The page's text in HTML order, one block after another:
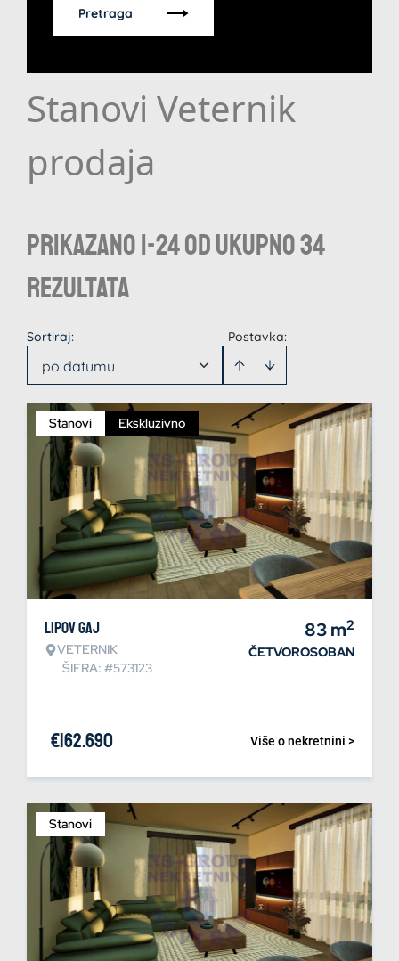
Pretraga
Stanovi Veternik
prodaja
Prikazano 1-24 od ukupno 34
rezultata
Postavka:
Sortiraj:
po datumu
Stanovi Ekskluzivno
Lipov gaj
VETERNIK
ŠIFRA: #573123
83m2
ČETVOROSOBAN
Više o nekretnini >
€162.690
Stanovi